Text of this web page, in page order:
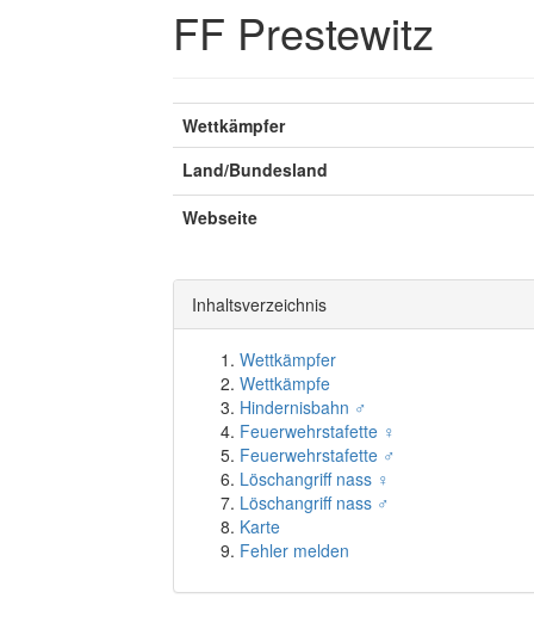
FF Prestewitz
Wettkämpfer
Land/Bundesland
Webseite
Inhaltsverzeichnis
Wettkämpfer
Wettkämpfe
Hindernisbahn ♂
Feuerwehrstafette ♀
Feuerwehrstafette ♂
Löschangriff nass ♀
Löschangriff nass ♂
Karte
Fehler melden